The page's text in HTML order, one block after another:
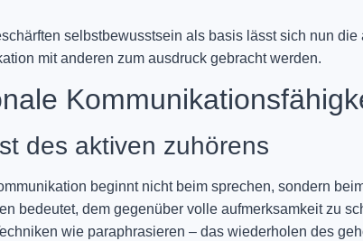
selbstbewusstsein als basis lässt sich nun
mit anderen zum ausdruck gebracht werden.
des aktiven zuhörens
beginnt nicht beim sprechen, sondern
bedeutet, dem gegenüber volle aufmerksamkeit zu
wie paraphrasieren – das wiederholen des